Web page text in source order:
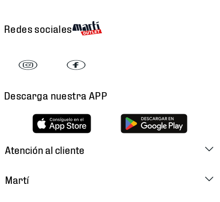
Redes sociales
Descarga nuestra APP
Atención al cliente
Martí